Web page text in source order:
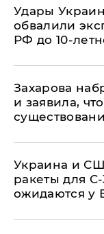
Удары
обвалили
РФ до 10-
​Захарова
и заявила,
Украина и
ракеты для
ожидаются у